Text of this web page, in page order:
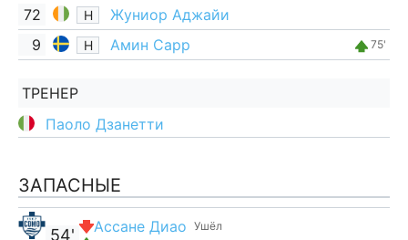
72 Н
Жуниор Аджайи
9
Н Амин Сарр 75'
ТРЕНЕР
Паоло Дзанетти
ЗАПАСНЫЕ
Ушёл
Ассане Диао
54'